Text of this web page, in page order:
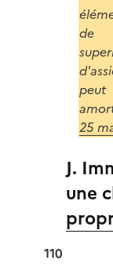
de
25
J.
une
110